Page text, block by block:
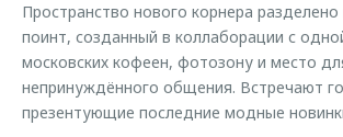
Пространство нового корнера
поинт, созданный в коллаборации с
московских кофеен, фотозону и место
непринуждённого общения. Встречают
презентующие последние модные